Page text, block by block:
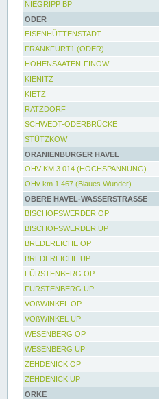
NIEGRIPP BP
ODER
EISENHÜTTENSTADT
FRANKFURT1 (ODER)
HOHENSAATEN-FINOW
KIENITZ
KIETZ
RATZDORF
SCHWEDT-ODERBRÜCKE
STÜTZKOW
ORANIENBURGER HAVEL
OHV KM 3.014 (HOCHSPANNUNG)
OHv km 1.467 (Blaues Wunder)
OBERE HAVEL-WASSERSTRASSE
BISCHOFSWERDER OP
BISCHOFSWERDER UP
BREDEREICHE OP
BREDEREICHE UP
FÜRSTENBERG OP
FÜRSTENBERG UP
VOßWINKEL OP
VOßWINKEL UP
WESENBERG OP
WESENBERG UP
ZEHDENICK OP
ZEHDENICK UP
ORKE